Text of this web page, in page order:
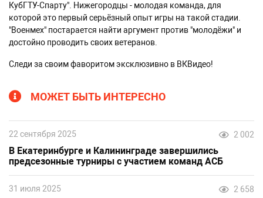
КубГТУ-Спарту". Нижегородцы - молодая команда, для
которой это первый серьёзный опыт игры на такой стадии.
"Военмех" постарается найти аргумент против "молодёжи" и
достойно проводить своих ветеранов.
Следи за своим фаворитом эксклюзивно в ВКВидео!
МОЖЕТ БЫТЬ ИНТЕРЕСНО
22 сентября 2025 2 002
В Екатеринбурге и Калининграде завершились
предсезонные турниры с участием команд АСБ
31 июля 2025 2 658